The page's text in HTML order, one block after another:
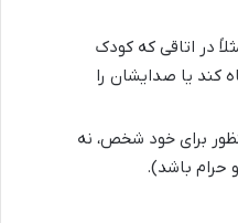
در اتاقی که کودک
کند یا صدایشان را
برای خود شخص، نه
حرام باشد).